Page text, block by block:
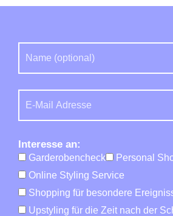
Interesse an:
Garderobencheck
Personal
Online Styling Service
Shopping für besondere
Upstyling für die Zeit nach der